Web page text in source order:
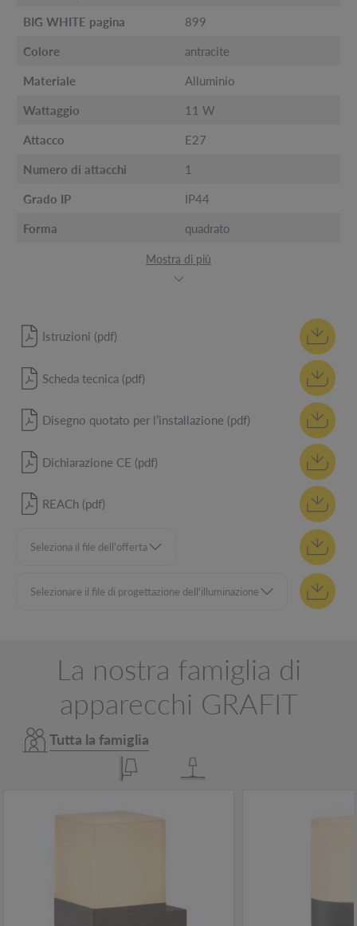
BIG WHITE pagina 899
Colore antracite
Materiale Alluminio
Wattaggio 11 W
Attacco E27
Numero di attacchi 1
Grado IP IP44
Forma quadrato
Mostra di più
Istruzioni (pdf)
Scheda tecnica (pdf)
Disegno quotato per l’installazione (pdf)
Dichiarazione CE (pdf)
REACh (pdf)
La nostra famiglia di
apparecchi GRAFIT
Tutta la famiglia